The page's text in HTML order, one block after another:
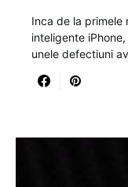
Inca de la primele
inteligente
unele defectiuni